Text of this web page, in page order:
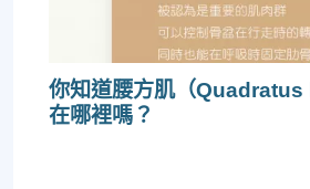
你知道腰方肌（Quadratus
在哪裡嗎？